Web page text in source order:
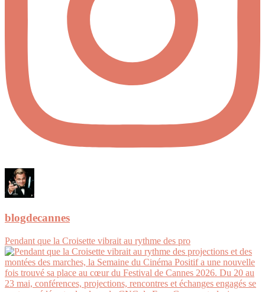
blogdecannes
Pendant que la Croisette vibrait au rythme des pro